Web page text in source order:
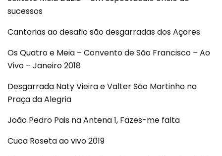
sucessos
Cantorias ao desafio são desgarradas dos Açores
Os Quatro e Meia – Convento de São Francisco – Ao
Vivo – Janeiro 2018
Desgarrada Naty Vieira e Valter São Martinho na
Praça da Alegria
João Pedro Pais na Antena 1, Fazes-me falta
Cuca Roseta ao vivo 2019